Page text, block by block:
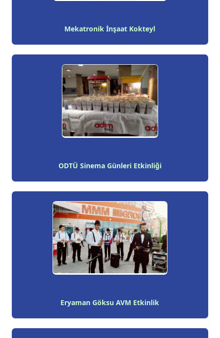
Mekatronik İnşaat Kokteyl
ODTÜ Sinema Günleri Etkinliği
Eryaman Göksu AVM Etkinlik